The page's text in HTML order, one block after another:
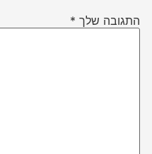
התגובה שלך *